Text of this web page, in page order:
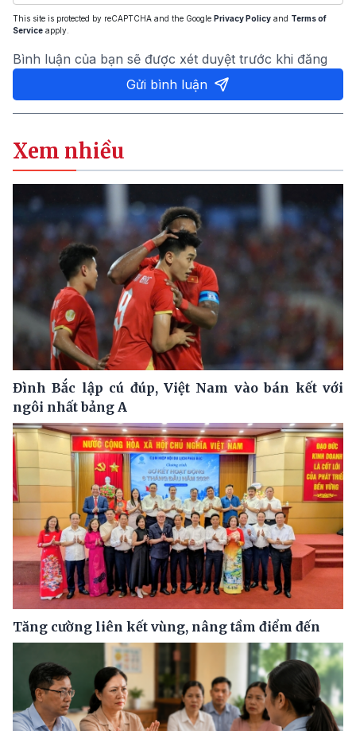
This site is protected by reCAPTCHA and the Google Privacy Policy and Terms of
Service apply.
Bình luận của bạn sẽ được xét duyệt trước khi đăng
Gửi bình luận
Xem nhiều
Đình Bắc lập cú đúp, Việt Nam vào bán kết với
ngôi nhất bảng A
Tăng cường liên kết vùng, nâng tầm điểm đến